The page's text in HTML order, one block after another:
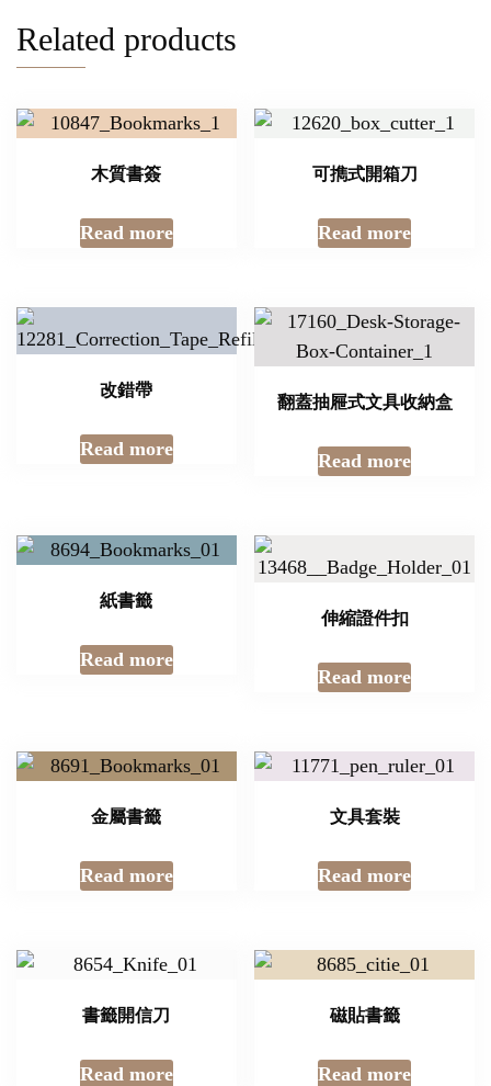
Related products
木質書簽
Read more
可擕式開箱刀
Read more
改錯帶
Read more
翻蓋抽屜式文具收納盒
Read more
紙書籤
Read more
伸縮證件扣
Read more
金屬書籤
Read more
文具套裝
Read more
書籤開信刀
Read more
磁貼書籤
Read more